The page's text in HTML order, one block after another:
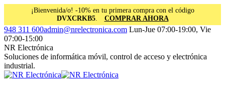
¡Bienvenida/o! -10% en tu primera compra con el código
DVXCRKB5. COMPRAR AHORA
Saltar
al
contenido
Facebook
page
opens
in
new
window
Instagram
page
opens
in
new
window
Linkedin
page
opens
in
new
window
948 311 600admin@nrelectronica.com Lun-Jue 07:00-19:00, Vie
07:00-15:00
NR Electrónica
Soluciones de informática móvil, control de acceso y electrónica
industrial.